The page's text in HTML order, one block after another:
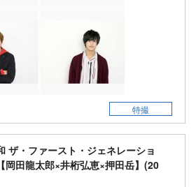
特撮
ザ・ファースト・ジェネレーショ
岡田龍太郎×井桁弘恵×押田岳】(20